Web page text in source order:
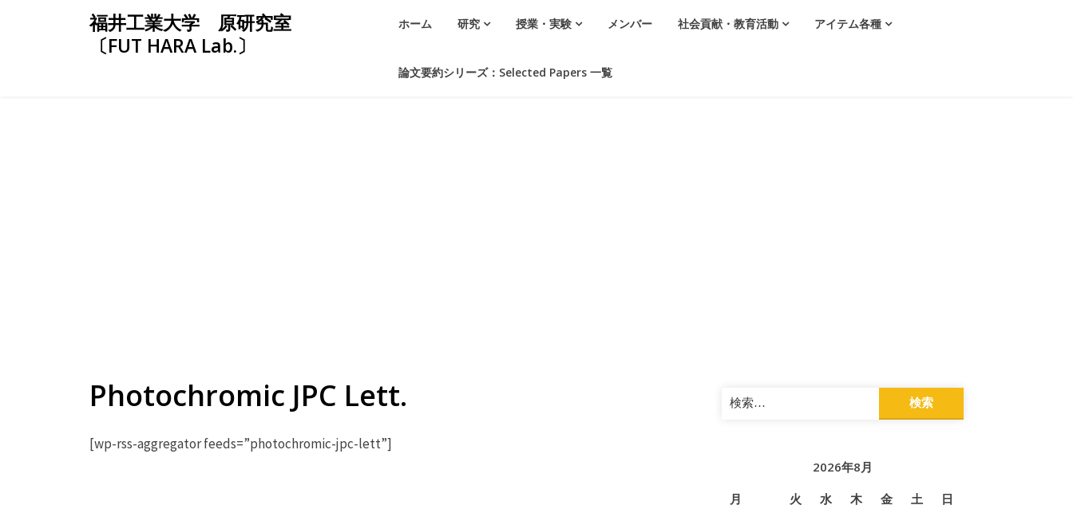
福井工業大学 原研究室
〔FUT HARA Lab.〕
ホーム 研究 授業・実験 メンバー 社会貢献・教育活動 アイテム各種
論文要約シリーズ：Selected Papers 一覧
Photochromic JPC Lett.
[wp-rss-aggregator feeds=”photochromic-jpc-lett”]
検
索:
2026年8月
月
火 水 木 金 土
日